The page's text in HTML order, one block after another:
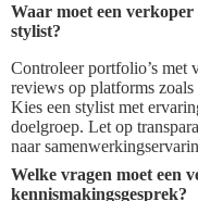
Waar moet een
stylist?
Controleer portfolio’s met
reviews op platforms
Kies een stylist met
doelgroep. Let op
naar
Welke vragen moet een
kennismakingsgesprek?